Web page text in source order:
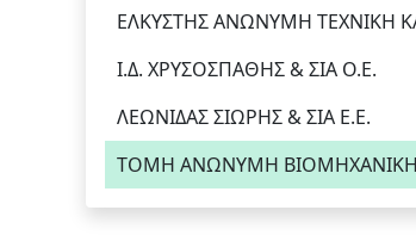
ΕΛΚΥΣΤΗΣ ΑΝΩΝΥΜΗ ΤΕΧΝΙΚΗ
Ι.Δ. ΧΡΥΣΟΣΠΑΘΗΣ & ΣΙΑ Ο.Ε.
ΛΕΩΝΙΔΑΣ ΣΙΩΡΗΣ & ΣΙΑ Ε.Ε.
ΤΟΜΗ ΑΝΩΝΥΜΗ ΒΙΟΜΗΧΑΝΙΚΗ